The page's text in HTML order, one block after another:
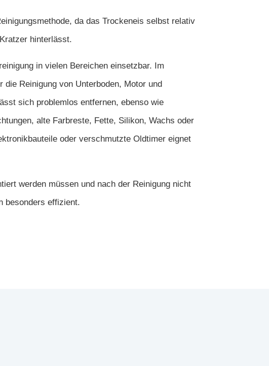
da das Trockeneis selbst relativ
hinterlässt.
in vielen Bereichen einsetzbar. Im
Reinigung von Unterboden, Motor und
sich problemlos entfernen, ebenso wie
alte Farbreste, Fette, Silikon, Wachs oder
oder verschmutzte Oldtimer eignet
werden müssen und nach der Reinigung nicht
besonders effizient.